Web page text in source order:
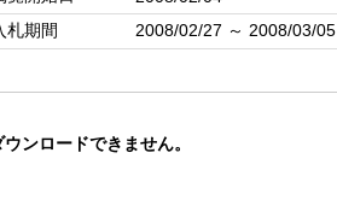
札期間
2008/02/27 ～ 2008/03/05
ンロードできません。